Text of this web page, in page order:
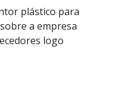
plástico para
a empresa
logo